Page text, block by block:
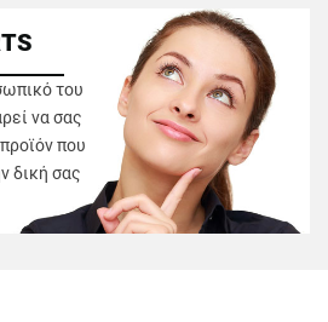
του
να σας
που
δική σας